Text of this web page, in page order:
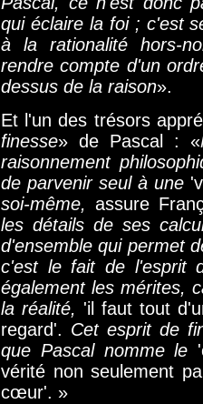
qui éclaire la foi ; c'est
à la rationalité hors-
rendre compte d'un
dessus de la raison».
Et l'un des trésors
finesse» de Pascal : «
raisonnement
de parvenir seul à une
soi-même, assure
les détails de ses
d'ensemble qui permet
c'est le fait de l'esprit
également les mérites,
la réalité, 'il faut tout
regard'. Cet esprit de
que Pascal nomme le
vérité non seulement
cœur'. »